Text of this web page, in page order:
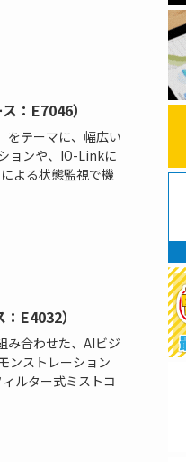
：E7046）
をテーマに、幅広い
ョンや、IO-Linkに
よる状態監視で機
E4032）
み合わせた、AIビジ
ンストレーション
ルター式ミストコ